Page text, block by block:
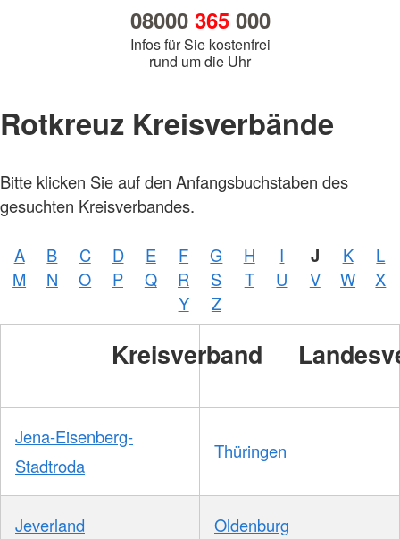
08000 365000
Infos für Sie kostenfrei
rund um die Uhr
Rotkreuz Kreisverbände
Bitte klicken Sie auf den Anfangsbuchstaben des
gesuchten Kreisverbandes.
A B C D E F G H I J K
L
M
N O P Q R S T U V W
X
Y
Z
Kreisverband
Jena-Eisenberg-
Stadtroda
Thüringen
Jeverland Oldenburg